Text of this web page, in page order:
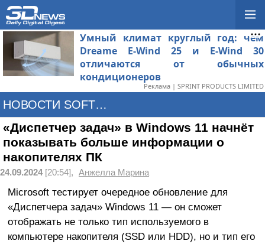
Умный климат круглый год: чем
Dreame E-Wind 25 и E-Wind 30
отличаются от обычных
кондиционеров
Реклама | SPRINT PRODUCTS LIMITED
НОВОСТИ SOFTWARE
«Диспетчер задач» в Windows 11 начнёт
показывать больше информации о
накопителях ПК
24.09.2024[20:54], Анжелла Марина
Microsoft тестирует очередное обновление для
«Диспетчера задач» Windows 11 — он сможет
отображать не только тип используемого в
компьютере накопителя (SSD или HDD), но и тип его